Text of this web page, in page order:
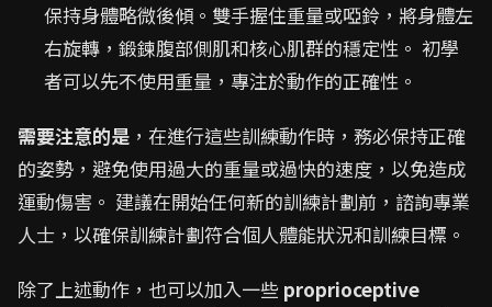
保持身體略微後傾。雙手握住重量或啞鈴，將身體左
右旋轉，鍛鍊腹部側肌和核心肌群的穩定性。 初學
者可以先不使用重量，專注於動作的正確性。
需要注意的是 ，在進行這些訓練動作時，務必保持正確
的姿勢，避免使用過大的重量或過快的速度，以免造成
運動傷害。 建議在開始任何新的訓練計劃前，諮詢專業
人士，以確保訓練計劃符合個人體能狀況和訓練目標。
除了上述動作，也可以加入一些 proprioceptive